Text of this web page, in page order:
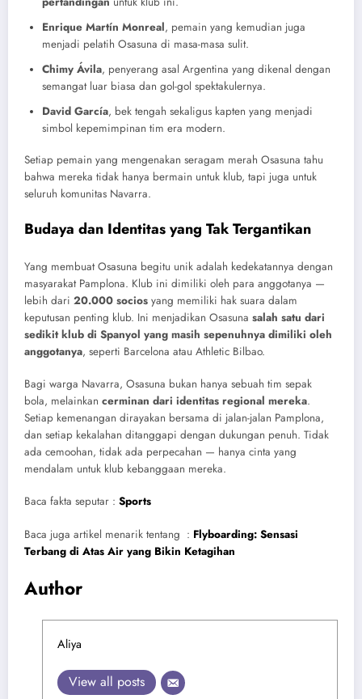
Enrique Martín Monreal, pemain yang kemudian juga
menjadi pelatih Osasuna di masa-masa sulit.
Chimy Ávila, penyerang asal Argentina yang dikenal dengan
semangat luar biasa dan gol-gol spektakulernya.
David García, bek tengah sekaligus kapten yang menjadi
simbol kepemimpinan tim era modern.
Setiap pemain yang mengenakan seragam merah Osasuna tahu
bahwa mereka tidak hanya bermain untuk klub, tapi juga untuk
seluruh komunitas Navarra.
Budaya dan Identitas yang Tak Tergantikan
Yang membuat Osasuna begitu unik adalah kedekatannya dengan
masyarakat Pamplona. Klub ini dimiliki oleh para anggotanya —
lebih dari 20.000 socios yang memiliki hak suara dalam
keputusan penting klub. Ini menjadikan Osasuna salah satu dari
sedikit klub di Spanyol yang masih sepenuhnya dimiliki oleh
anggotanya, seperti Barcelona atau Athletic Bilbao.
Bagi warga Navarra, Osasuna bukan hanya sebuah tim sepak
bola, melainkan cerminan dari identitas regional mereka.
Setiap kemenangan dirayakan bersama di jalan-jalan Pamplona,
dan setiap kekalahan ditanggapi dengan dukungan penuh. Tidak
ada cemoohan, tidak ada perpecahan — hanya cinta yang
mendalam untuk klub kebanggaan mereka.
Baca fakta seputar : Sports
Baca juga artikel menarik tentang : Flyboarding: Sensasi
Terbang di Atas Air yang Bikin Ketagihan
Author
Aliya
View all posts